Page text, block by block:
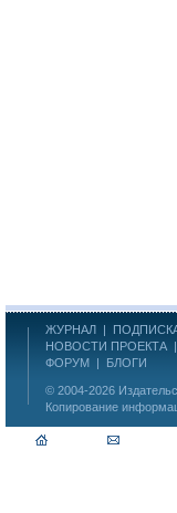
ЖУРНАЛ |
НОВОСТИ ПРОЕКТА |
ФОРУМ | БЛОГИ
© 2004-2026
Копирование